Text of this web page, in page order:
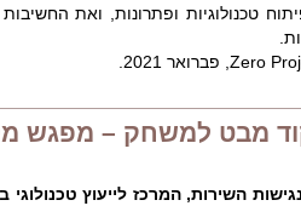
טכנולוגיות ופתרונות, ואת
מבט למשחק – מפגש
השירות, המרכז לייעוץ טכנולוגי